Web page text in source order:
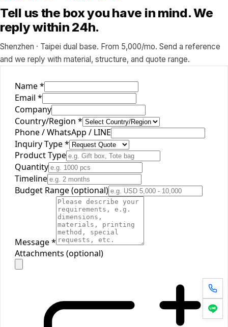
Tell us the box you have in mind. We
reply within 24h.
Shenzhen · Taipei dual base. From 5,000/mo. Send a reference
and we reply with material, structure, and quote range.
Name*
Email *
Company
Country/Region *
Phone / WhatsApp / LINE
Inquiry Type*
Product Type
Quantity
Timeline
Budget Range (optional)
Message*
Attachments (optional)